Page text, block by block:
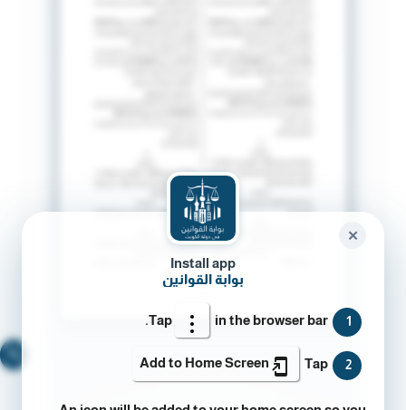
Install app
بوابة القوانين
1
Tap in the browser bar.
2
Tap
Add to Home Screen
✕